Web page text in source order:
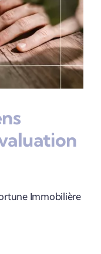
Immobilière